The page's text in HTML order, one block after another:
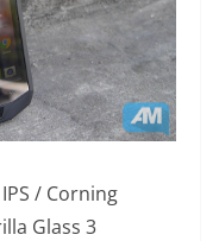
IPS / Corning
Glass 3